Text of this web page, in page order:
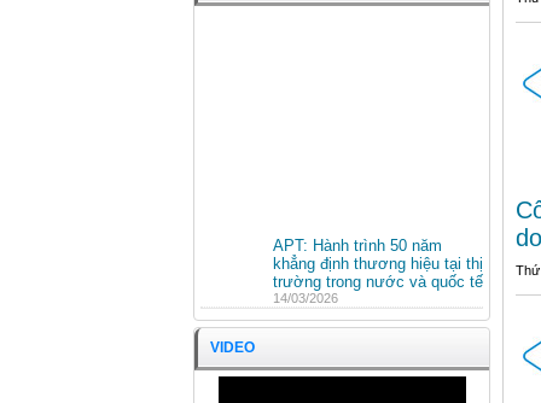
Thứ
APT: Hành trình 50 năm
khẳng định thương hiệu tại thị
trường trong nước và quốc tế
14/03/2026
HỘI NGHỊ TỔNG KẾT HOẠT
ĐỘNG NĂM 2026 CÔNG TY
VIDEO